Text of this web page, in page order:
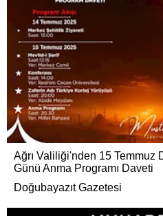
Ağrı Valiliği'nden 15 Temmuz
Günü Anma Programı Daveti
Doğubayazıt Gazetesi